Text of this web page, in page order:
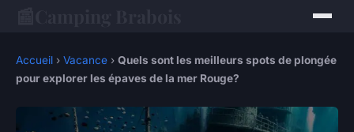
Accueil › Vacance › Quels sont les meilleurs spots de plongée
pour explorer les épaves de la mer Rouge?